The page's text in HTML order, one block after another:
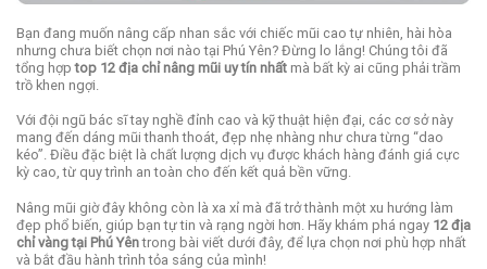
Bạn đang muốn nâng cấp nhan sắc với chiếc mũi cao tự nhiên, hài hòa
nhưng chưa biết chọn nơi nào tại Phú Yên? Đừng lo lắng! Chúng tôi đã
tổng hợptop 12 địa chỉ nâng mũi uy tín nhất mà bất kỳ ai cũng phải trầm
trồ khen ngợi.
Với đội ngũ bác sĩ tay nghề đỉnh cao và kỹ thuật hiện đại, các cơ sở này
mang đến dáng mũi thanh thoát, đẹp nhẹ nhàng như chưa từng “dao
kéo”. Điều đặc biệt là chất lượng dịch vụ được khách hàng đánh giá cực
kỳ cao, từ quy trình an toàn cho đến kết quả bền vững.
Nâng mũi giờ đây không còn là xa xỉ mà đã trở thành một xu hướng làm
đẹp phổ biến, giúp bạn tự tin và rạng ngời hơn. Hãy khám phá ngay 12 địa
chỉ vàng tại Phú Yêntrong bài viết dưới đây, để lựa chọn nơi phù hợp nhất
và bắt đầu hành trình tỏa sáng của mình!